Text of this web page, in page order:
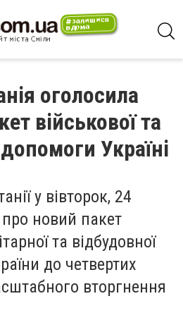
оголосила
військової та
Україні
у вівторок, 24
новий пакет
та відбудовної
до четвертих
вторгнення